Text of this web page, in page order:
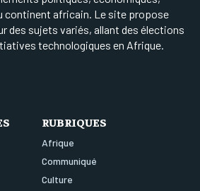
continent africain. Le site propose
des sujets variés, allant des élections
technologiques en Afrique.
RUBRIQUES
Afrique
Communiqué
Culture